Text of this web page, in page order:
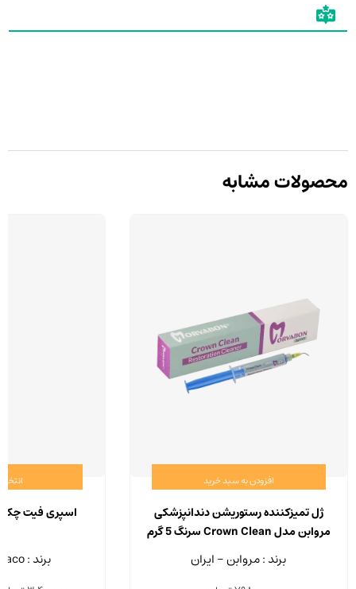
محصولات مشابه
افزودن به سبد خرید
ژل تمیزکننده رستوریشن دندانپزشکی
مروابن مدل Crown Clean سرنگ 5 گرم
برند : مروابن - ایران
اسپری فیت چکر
برند : Dentaco - آلمان